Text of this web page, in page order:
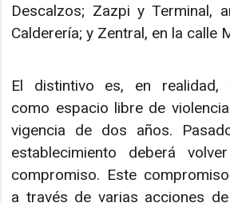
Descalzos; Zazpi y Terminal,
Calderería; y Zentral, en la calle
El distintivo es, en realidad,
como espacio libre de
vigencia de dos años.
establecimiento deberá
compromiso. Este
a través de varias acciones